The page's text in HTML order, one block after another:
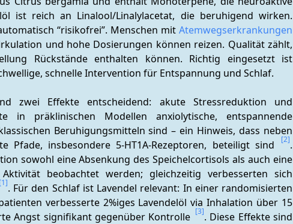
ist reich an Linalool/Linalylacetat, die beruhigend wirken.
“risikofrei”. Menschen mit Atemwegserkrankungen
und hohe Dosierungen können reizen. Qualität zählt,
Rückstände enthalten können. Richtig eingesetzt ist
schnelle Intervention für Entspannung und Schlaf.
zwei Effekte entscheidend: akute Stressreduktion und
in präklinischen Modellen anxiolytische, entspannende
Beruhigungsmitteln sind – ein Hinweis, dass neben
Pfade, insbesondere 5‑HT1A‑Rezeptoren, beteiligt sind
[2].
sowohl eine Absenkung des Speichelcortisols als auch eine
beobachtet werden; gleichzeitig verbesserten sich
[1]. Für den Schlaf ist Lavendel relevant: In einer randomisierten
verbesserte 2%iges Lavendelöl via Inhalation über 15
Angst signifikant gegenüber Kontrolle [3]. Diese Effekte sind